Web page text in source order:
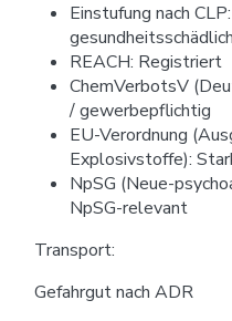
Einstufung nach
REACH: Registriert
ChemVerbotsV
/ gewerbepflichtig
EU-Verordnung
Explosivstoffe):
NpSG (Neue-
NpSG-relevant
Transport:
Gefahrgut nach ADR